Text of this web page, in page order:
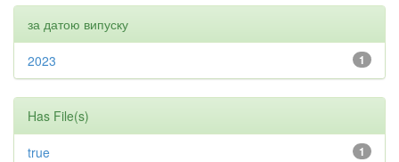
за датою випуску
1
2023
Has File(s)
1
true